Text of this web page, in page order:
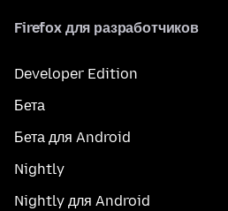
Firefox для разработчиков
Developer Edition
Бета
Бета для Android
Nightly
Nightly для Android